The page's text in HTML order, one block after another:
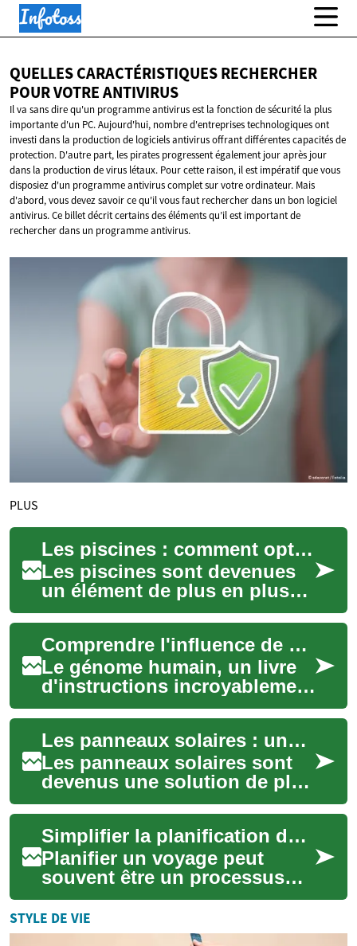
QUELLES CARACTÉRISTIQUES RECHERCHER
POURVOTRE ANTIVIRUS
Il va sans dire qu'un programme antivirus est la fonction de sécurité la plus
importante d'un PC. Aujourd'hui, nombre d'entreprises technologiques ont
investi dans la production de logiciels antivirus offrant différentes capacités de
protection. D'autre part, les pirates progressent également jour après jour
dans la production de virus létaux. Pour cette raison, il est impératif que vous
disposiez d'un programme antivirus complet sur votre ordinateur. Mais
d'abord, vous devez savoir ce qu'il vous faut rechercher dans un bon logiciel
antivirus. Ce billet décrit certains des éléments qu’il est important de
rechercher dans un programme antivirus.
PLUS
Les piscines : comment optimiser votre espace extérieur
Les piscines sont devenues
un élément de plus en plus
populaire pour améliorer les
espaces extérieurs, même
dans les ...
Comprendre l'influence de votre génome
Le génome humain, un livre
d'instructions incroyablement
complexe, détient les clés de
nombreux aspects de notre
iden...
Les panneaux solaires : une solution écologique pour votre jardin et votre maison
Les panneaux solaires sont
devenus une solution de plus
en plus populaire pour les
propriétaires soucieux de
l'enviro...
Simplifier la planification de votre voyage
Planifier un voyage peut
souvent être un processus
complexe, impliquant la
coordination de nombreux
détails, dont l'u...
STYLE DE VIE